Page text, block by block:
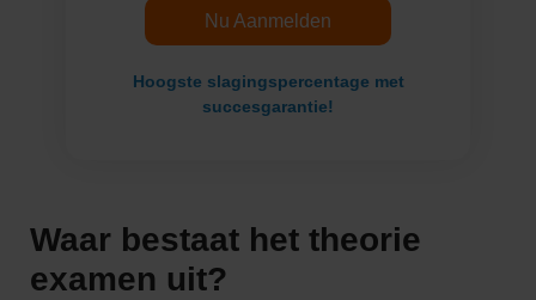
Nu Aanmelden
Hoogste slagingspercentage met
succesgarantie!
Waar bestaat het theorie
examen uit?